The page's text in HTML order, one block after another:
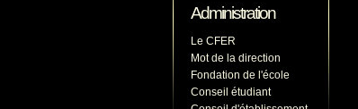
Administration
Le CFER
Mot de la direction
Fondation de l'école
Conseil étudiant